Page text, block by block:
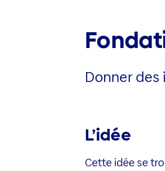
Donner
L’idée
Cette idée se